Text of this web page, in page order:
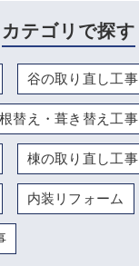
カテゴリで探す
谷の取り直し工事
替え・葺き替え工事
棟の取り直し工事
内装リフォーム